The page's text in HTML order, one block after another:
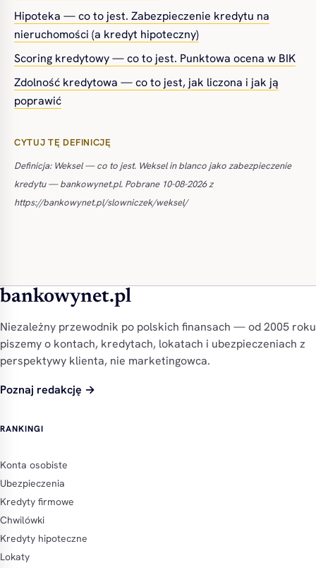
Hipoteka — co to jest. Zabezpieczenie kredytu na
nieruchomości (a kredyt hipoteczny)
Scoring kredytowy — co to jest. Punktowa ocena w BIK
Zdolność kredytowa — co to jest, jak liczona i jak ją
poprawić
CYTUJ TĘ DEFINICJĘ
Definicja: Weksel — co to jest. Weksel in blanco jako zabezpieczenie
kredytu — bankowynet.pl. Pobrane 10-08-2026 z
https://bankowynet.pl/slowniczek/weksel/
bankowynet.pl
Niezależny przewodnik po polskich finansach — od 2005 roku
piszemy o kontach, kredytach, lokatach i ubezpieczeniach z
perspektywy klienta, nie marketingowca.
Poznaj redakcję →
RANKINGI
Konta osobiste
Ubezpieczenia
Kredyty firmowe
Chwilówki
Kredyty hipoteczne
Lokaty